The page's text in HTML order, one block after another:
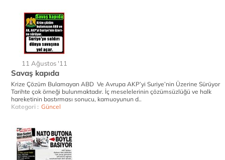
11 Ağustos '11
Savaş kapıda
Krize Çözüm Bulamayan ABD Ve Avrupa AKP’yi Suriye’nin Üzerine Sürüyor
Tarihte çok örneği bulunmaktadır. İç meselelerinin çözümsüzlüğü ve halk
hareketinin bastırması sonucu, kamuoyunun d..
Kategori : Güncel